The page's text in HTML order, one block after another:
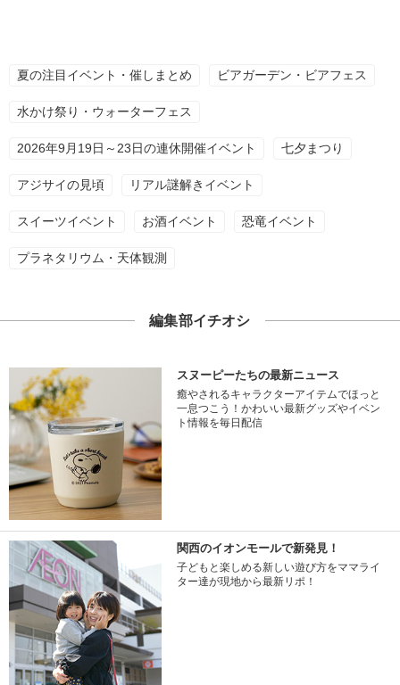
夏の注目イベント・催しまとめ ビアガーデン・ビアフェス
水かけ祭り・ウォーターフェス
2026年9月19日～23日の連休開催イベント 七夕まつり
アジサイの見頃 リアル謎解きイベント
スイーツイベント お酒イベント 恐竜イベント
プラネタリウム・天体観測
編集部イチオシ
スヌーピーたちの最新ニュース
癒やされるキャラクターアイテムでほっと
一息つこう！かわいい最新グッズやイベン
ト情報を毎日配信
関西のイオンモールで新発見！
子どもと楽しめる新しい遊び方をママライ
ター達が現地から最新リポ！